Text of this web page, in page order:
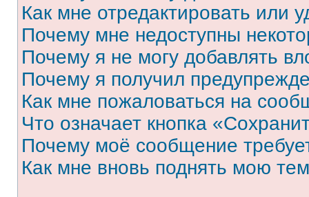
Как мне отредактировать или
Почему мне недоступны
Почему я не могу добавлять
Почему я получил
Как мне пожаловаться на
Что означает кнопка
Почему моё сообщение
Как мне вновь поднять мою